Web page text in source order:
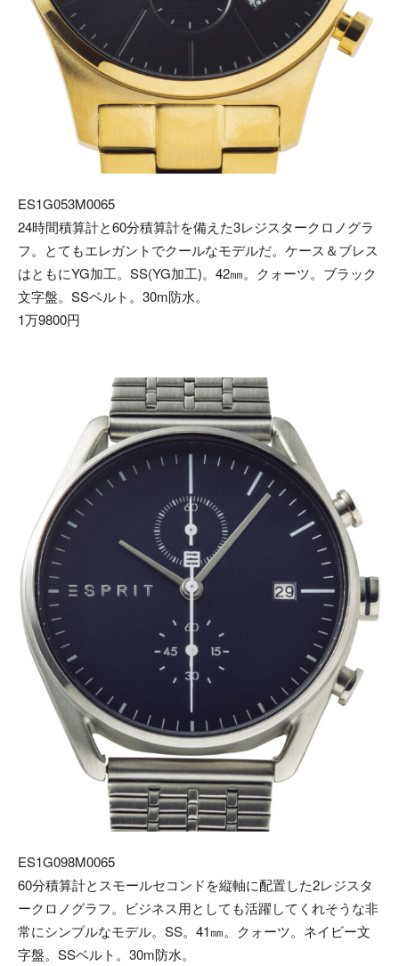
ES1G053M0065
24時間積算計と60分積算計を備えた3レジスタークロノグラ
フ。とてもエレガントでクールなモデルだ。ケース＆ブレス
はともにYG加工。SS(YG加工)。42㎜。クォーツ。ブラック
文字盤。SSベルト。30m防水。
1万9800円
ES1G098M0065
60分積算計とスモールセコンドを縦軸に配置した2レジスタ
ークロノグラフ。ビジネス用としても活躍してくれそうな非
常にシンプルなモデル。SS。41㎜。クォーツ。ネイビー文
字盤。SSベルト。30m防水。